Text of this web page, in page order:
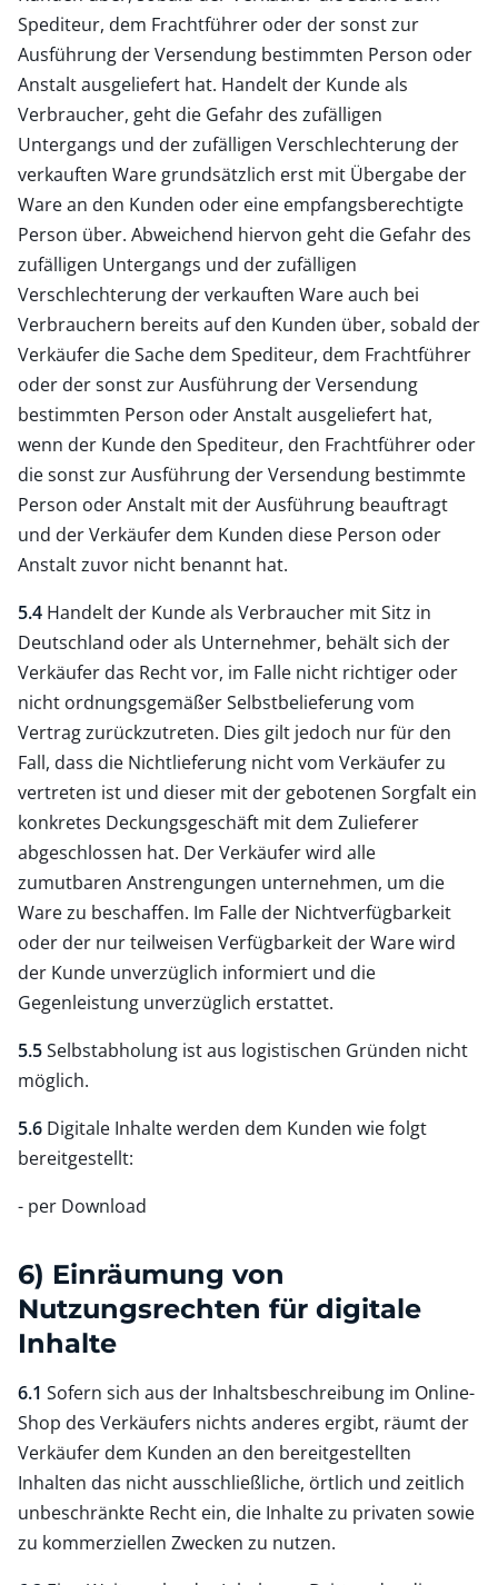
Spediteur, dem Frachtführer oder der sonst zur
Ausführung der Versendung bestimmten Person oder
Anstalt ausgeliefert hat. Handelt der Kunde als
Verbraucher, geht die Gefahr des zufälligen
Untergangs und der zufälligen Verschlechterung der
verkauften Ware grundsätzlich erst mit Übergabe der
Ware an den Kunden oder eine empfangsberechtigte
Person über. Abweichend hiervon geht die Gefahr des
zufälligen Untergangs und der zufälligen
Verschlechterung der verkauften Ware auch bei
Verbrauchern bereits auf den Kunden über, sobald der
Verkäufer die Sache dem Spediteur, dem Frachtführer
oder der sonst zur Ausführung der Versendung
bestimmten Person oder Anstalt ausgeliefert hat,
wenn der Kunde den Spediteur, den Frachtführer oder
die sonst zur Ausführung der Versendung bestimmte
Person oder Anstalt mit der Ausführung beauftragt
und der Verkäufer dem Kunden diese Person oder
Anstalt zuvor nicht benannt hat.
5.4 Handelt der Kunde als Verbraucher mit Sitz in
Deutschland oder als Unternehmer, behält sich der
Verkäufer das Recht vor, im Falle nicht richtiger oder
nicht ordnungsgemäßer Selbstbelieferung vom
Vertrag zurückzutreten. Dies gilt jedoch nur für den
Fall, dass die Nichtlieferung nicht vom Verkäufer zu
vertreten ist und dieser mit der gebotenen Sorgfalt ein
konkretes Deckungsgeschäft mit dem Zulieferer
abgeschlossen hat. Der Verkäufer wird alle
zumutbaren Anstrengungen unternehmen, um die
Ware zu beschaffen. Im Falle der Nichtverfügbarkeit
oder der nur teilweisen Verfügbarkeit der Ware wird
der Kunde unverzüglich informiert und die
Gegenleistung unverzüglich erstattet.
5.5Selbstabholung ist aus logistischen Gründen nicht
möglich.
5.6 Digitale Inhalte werden dem Kunden wie folgt
bereitgestellt:
- per Download
6) Einräumung von
Nutzungsrechten für digitale
Inhalte
6.1 Sofern sich aus der Inhaltsbeschreibung im Online-
Shop des Verkäufers nichts anderes ergibt, räumt der
Verkäufer dem Kunden an den bereitgestellten
Inhalten das nicht ausschließliche, örtlich und zeitlich
unbeschränkte Recht ein, die Inhalte zu privaten sowie
zu kommerziellen Zwecken zu nutzen.